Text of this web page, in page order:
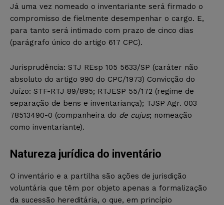
Já uma vez nomeado o inventariante será firmado o
compromisso de fielmente desempenhar o cargo. E,
para tanto será intimado com prazo de cinco dias
(parágrafo único do artigo 617 CPC).
Jurisprudência: STJ REsp 105 5633/SP (caráter não
absoluto do artigo 990 do CPC/1973) Convicção do
Juízo: STF-RTJ 89/895; RTJESP 55/172 (regime de
separação de bens e inventariança); TJSP Agr. 003
78513490-0 (companheira do de cujus; nomeação
como inventariante).
Natureza jurídica do inventário
O inventário e a partilha são ações de jurisdição
voluntária que têm por objeto apenas a formalização
da sucessão hereditária, o que, em princípio